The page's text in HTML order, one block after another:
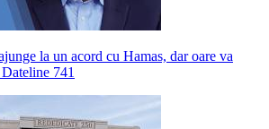
la un acord cu Hamas, dar oare va
741